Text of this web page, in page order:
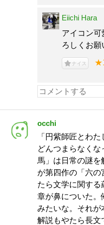
Eiichi Hara
アイコン可
ろしくお願
ナイス
occhi
「円紫師匠とわ
どんつまらなく
馬」は日常の謎を
が第四作の「六
たら文学に関する
章が鼻についた。
みたいな。それが
解説もやたら長文